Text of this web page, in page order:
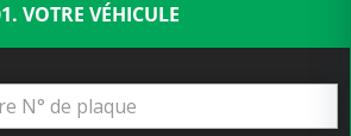
VOTRE VÉHICULE